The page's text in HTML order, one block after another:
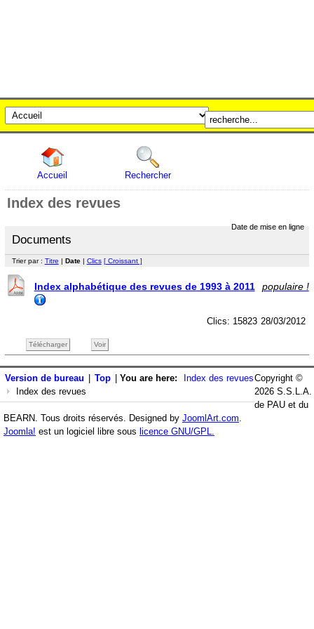
Accueil Rechercher
Index des revues
Documents
Date de mise en ligne
Trier par : Titre | Date | Clics [ Croissant ]
Index alphabétique des revues de 1993 à 2011 populaire !
28/03/2012
Clics: 15823
Télécharger Voir
Version de bureau Top You are here:
Index des revues
Index des revues
Copyright ©
2026 S.S.L.A.
de PAU et du
BEARN. Tous droits réservés. Designed by JoomlArt.com.
Joomla! est un logiciel libre sous licence GNU/GPL.